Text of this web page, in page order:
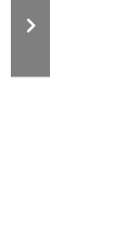
プレート 91y- XL